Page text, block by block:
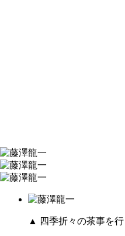
▲ 四季折々の茶事を行